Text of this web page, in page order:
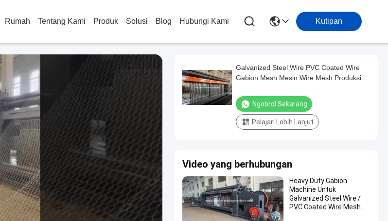
Rumah Tentang Kami Produk Solusi Blog Hubungi Kami Kutipan
Galvanized Steel Wire PVC Coated Wire
Gabion Mesh Mesin Wire Mesh Produksi
Ngobrol Sekarang
Pelajari Lebih Lanjut
Video yang berhubungan
Heavy Duty Gabion
Machine Untuk
Galvanized Steel Wire /
PVC Coated Wire Mesh